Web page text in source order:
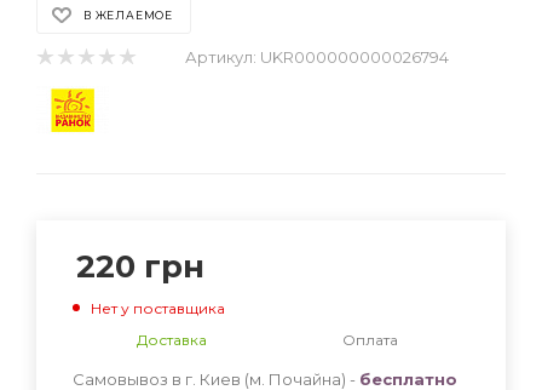
В ЖЕЛАЕМОЕ
Артикул: UKR000000000026794
220 грн
Нет у поставщика
Доставка
Оплата
Самовывоз в г. Киев (м. Почайна) - бесплатно